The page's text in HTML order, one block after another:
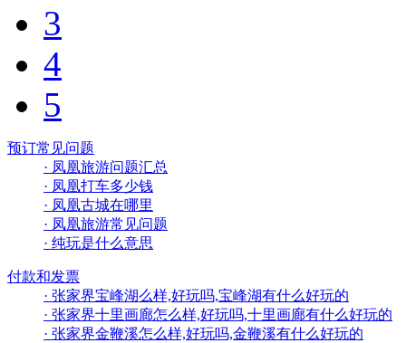
3
4
5
预订常见问题
· 凤凰旅游问题汇总
· 凤凰打车多少钱
· 凤凰古城在哪里
· 凤凰旅游常见问题
· 纯玩是什么意思
付款和发票
· 张家界宝峰湖么样,好玩吗,宝峰湖有什么好玩的
· 张家界十里画廊怎么样,好玩吗,十里画廊有什么好玩的
· 张家界金鞭溪怎么样,好玩吗,金鞭溪有什么好玩的